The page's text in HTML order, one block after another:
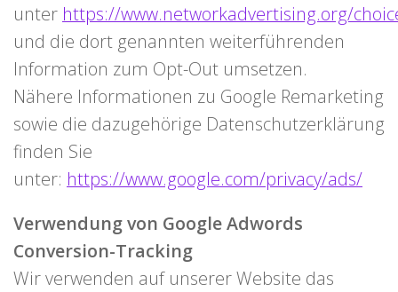
unter https://www.networkadvertising.org/
und die dort genannten weiterführenden
Information zum Opt-Out umsetzen.
Nähere Informationen zu Google Remarketing
sowie die dazugehörige Datenschutzerklärung
finden Sie
unter: https://www.google.com/privacy/ads/
Verwendung von Google Adwords
Conversion-Tracking
Wir verwenden auf unserer Website das